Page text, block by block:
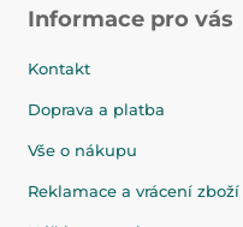
Informace pro vás
Kontakt
Doprava a platba
Vše o nákupu
Reklamace a vrácení zboží